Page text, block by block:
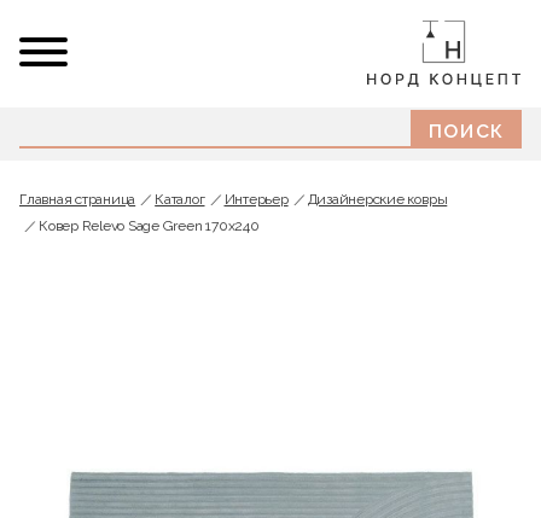
Главная страница Каталог Интерьер
Дизайнерские ковры
Ковер Relevo Sage Green 170х240